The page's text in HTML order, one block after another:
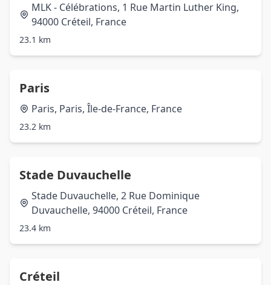
MLK - Célébrations, 1 Rue Martin Luther King,
94000 Créteil, France
23.1 km
Paris
Paris, Paris, Île-de-France, France
23.2 km
Stade Duvauchelle
Stade Duvauchelle, 2 Rue Dominique
Duvauchelle, 94000 Créteil, France
23.4 km
Créteil